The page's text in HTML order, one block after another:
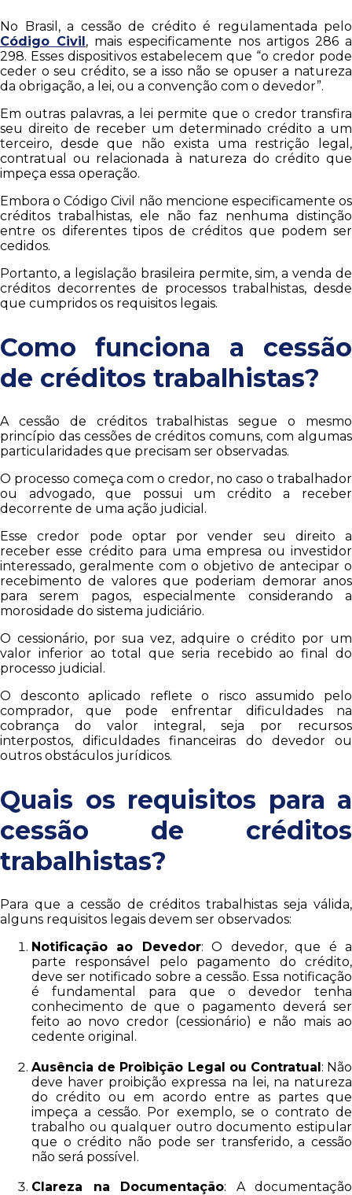
No Brasil, a cessão de crédito é regulamentada pelo
Código Civil , mais especificamente nos artigos 286 a
298. Esses dispositivos estabelecem que “o credor pode
ceder o seu crédito, se a isso não se opuser a natureza
da obrigação, a lei, ou a convenção com o devedor”.
Em outras palavras, a lei permite que o credor transfira
seu direito de receber um determinado crédito a um
terceiro, desde que não exista uma restrição legal,
contratual ou relacionada à natureza do crédito que
impeça essa operação.
Embora o Código Civil não mencione especificamente os
créditos trabalhistas, ele não faz nenhuma distinção
entre os diferentes tipos de créditos que podem ser
cedidos.
Portanto, a legislação brasileira permite, sim, a venda de
créditos decorrentes de processos trabalhistas, desde
que cumpridos os requisitos legais.
Como funciona a cessão
de créditos trabalhistas?
A cessão de créditos trabalhistas segue o mesmo
princípio das cessões de créditos comuns, com algumas
particularidades que precisam ser observadas.
O processo começa com o credor, no caso o trabalhador
ou advogado, que possui um crédito a receber
decorrente de uma ação judicial.
Esse credor pode optar por vender seu direito a
receber esse crédito para uma empresa ou investidor
interessado, geralmente com o objetivo de antecipar o
recebimento de valores que poderiam demorar anos
para serem pagos, especialmente considerando a
morosidade do sistema judiciário.
O cessionário, por sua vez, adquire o crédito por um
valor inferior ao total que seria recebido ao final do
processo judicial.
O desconto aplicado reflete o risco assumido pelo
comprador, que pode enfrentar dificuldades na
cobrança do valor integral, seja por recursos
interpostos, dificuldades financeiras do devedor ou
outros obstáculos jurídicos.
Quais os requisitos para a
cessão de créditos
trabalhistas?
Para que a cessão de créditos trabalhistas seja válida,
alguns requisitos legais devem ser observados:
Notificação ao Devedor: O devedor, que é a
parte responsável pelo pagamento do crédito,
deve ser notificado sobre a cessão. Essa notificação
é fundamental para que o devedor tenha
conhecimento de que o pagamento deverá ser
feito ao novo credor (cessionário) e não mais ao
cedente original.
Ausência de Proibição Legal ou Contratual: Não
deve haver proibição expressa na lei, na natureza
do crédito ou em acordo entre as partes que
impeça a cessão. Por exemplo, se o contrato de
trabalho ou qualquer outro documento estipular
que o crédito não pode ser transferido, a cessão
não será possível.
Clareza na Documentação: A documentação